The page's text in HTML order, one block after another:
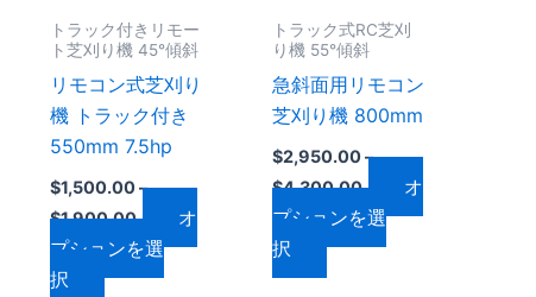
商
品
ペ
ー
ジ
か
ら
選
択
商
品
ペ
ー
ジ
か
ら
選
択
トラック付きリモー
ト芝刈り機 45°傾斜
リモコン式芝刈り
機 トラック付き
550mm 7.5hp
$1,500.00–
$1,900.00
オ
プションを選
択
数
バ
リ
エ
ー
シ
ョ
ン
トラック式RC芝刈
り機 55°傾斜
急斜面用リモコン
芝刈り機 800mm
$2,950.00 –
$4,300.00
オ
プションを選
択
数
バ
リ
エ
ー
シ
ョ
ン